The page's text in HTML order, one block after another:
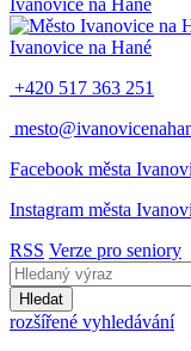
Ivanovice na Hané
Ivanovice na Hané
+420 517 363 251
Facebook města
Instagram města
RSS Verze pro seniory
Hledat
rozšířené vyhledávání